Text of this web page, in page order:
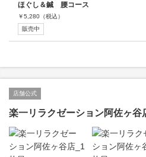
ほぐし＆鍼 腰コース
￥5,280 （税込）
販売中
店舗公式
楽一リラクゼーション阿佐ヶ谷